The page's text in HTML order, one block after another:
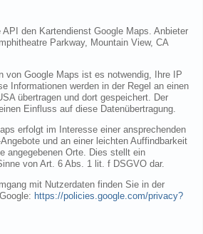
den Kartendienst Google Maps. Anbieter
Parkway, Mountain View, CA
von Google Maps ist es notwendig, Ihre IP
Informationen werden in der Regel an einen
übertragen und dort gespeichert. Der
Einfluss auf diese Datenübertragung.
erfolgt im Interesse einer ansprechenden
und an einer leichten Auffindbarkeit
angegebenen Orte. Dies stellt ein
von Art. 6 Abs. 1 lit. f DSGVO dar.
mit Nutzerdaten finden Sie in der
https://policies.google.com/privacy?